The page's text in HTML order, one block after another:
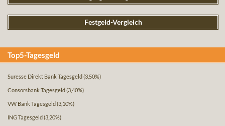
Festgeld-Vergleich
Top5-Tagesgeld
Suresse Direkt Bank Tagesgeld (3,50%)
Consorsbank Tagesgeld (3,40%)
VW Bank Tagesgeld (3,10%)
ING Tagesgeld (3,20%)